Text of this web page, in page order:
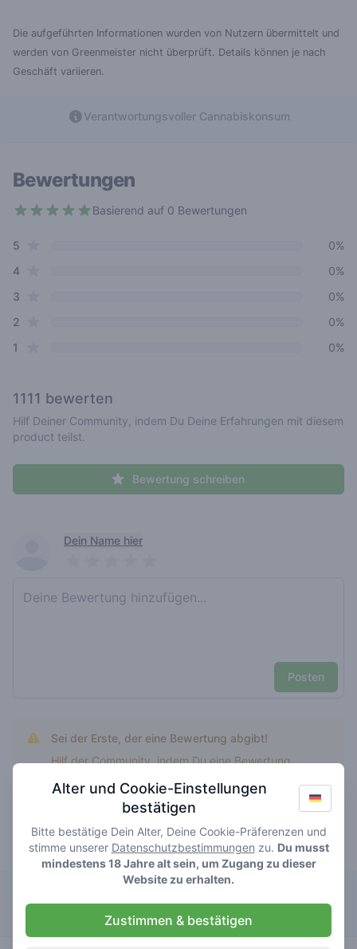
Die aufgeführten Informationen wurden von Nutzern übermittelt und
werden von Greenmeister nicht überprüft. Details können je nach
Geschäft variieren.
Verantwortungsvoller Cannabiskonsum
Bewertungen
Basierend auf 0 Bewertungen
Review data
5
0%
4star reviews
0%
3
0%
2
0%
1
0%
1111 bewerten
Hilf Deiner Community, indem Du Deine Erfahrungen mit diesem
product teilst.
Bewertung schreiben
Recent reviewsDein Name hier
Posten
Sei der Erste, der eine Bewertung abgibt!
Hilf der Community, indem Du eine Bewertung
Top bewertet 1111
Alter und Cookie-Einstellungen
bestätigen
Bitte bestätige Dein Alter, Deine Cookie-Präferenzen und
stimme unserer Datenschutzbestimmungen zu. Du musst
mindestens 18 Jahre alt sein, um Zugang zu dieser
Website zu erhalten.
Zustimmen & bestätigen